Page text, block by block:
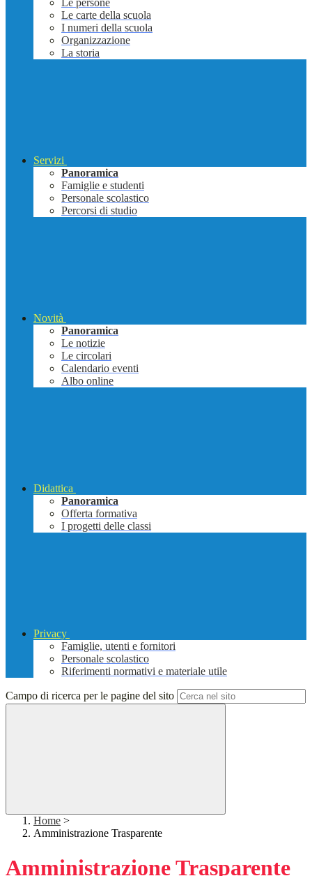
Le persone
Le carte della scuola
I numeri della scuola
Organizzazione
La storia
Servizi
Panoramica
Famiglie e studenti
Personale scolastico
Percorsi di studio
Novità
Panoramica
Le notizie
Le circolari
Calendario eventi
Albo online
Didattica
Panoramica
Offerta formativa
I progetti delle classi
Privacy
Famiglie, utenti e fornitori
Personale scolastico
Riferimenti normativi e materiale utile
Campo di ricerca per le pagine del sito
Home >
Amministrazione Trasparente
Amministrazione Trasparente